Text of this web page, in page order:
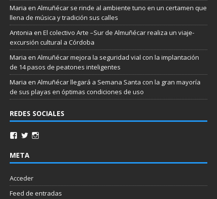
Maria en Almuñécar se rinde al ambiente tuno en un certamen que
llena de música y tradición sus calles
Antonia en El colectivo Arte –Sur de Almuñécar realiza un viaje-
excursión cultural a Córdoba
Maria en Almuñécar mejora la seguridad vial con la implantación
de 14 pasos de peatones inteligentes
Maria en Almuñécar llegará a Semana Santa con la gran mayoría
de sus playas en óptimas condiciones de uso
REDES SOCIALES
META
Acceder
Feed de entradas